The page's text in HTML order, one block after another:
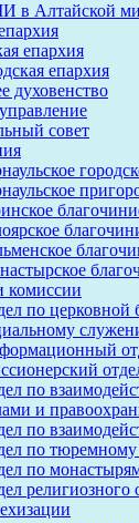
в Алтайской
епархия
епархия
духовенство
совет
комиссии
по церковной
по
и
по
по
по
религиозного